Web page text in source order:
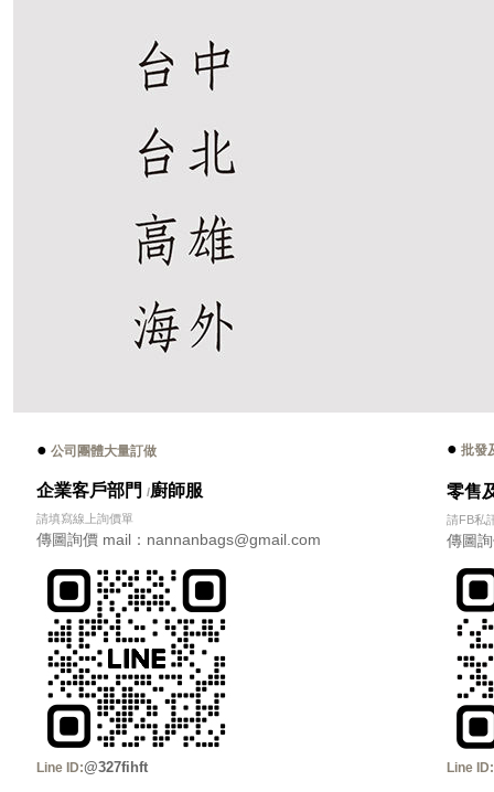
● 公司團體大量訂做
企業客戶部門 /廚師服
請填寫線上詢價單
傳圖詢價 mail：nannanbags@gmail.com
● 批發
零售
請FB私
傳圖
Line ID:@327fihft Line ID: